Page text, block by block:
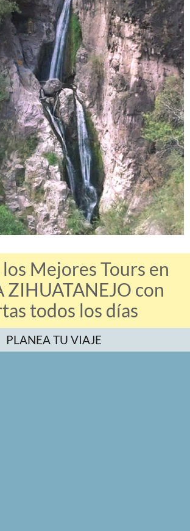
Mejores Tours en
ZIHUATANEJO con
todos los días
PLANEA TU VIAJE